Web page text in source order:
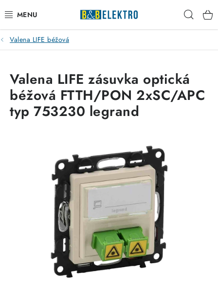
na
obsah
Reklamace / Vrácení zboží
Kontakty
VYTÁPĚNÍ
ELEKTROMATERIÁL
VENTILÁTORY
Valena LIFE béžová
Valena LIFE zásuvka optická
béžová FTTH/PON 2xSC/APC
typ 753230 legrand